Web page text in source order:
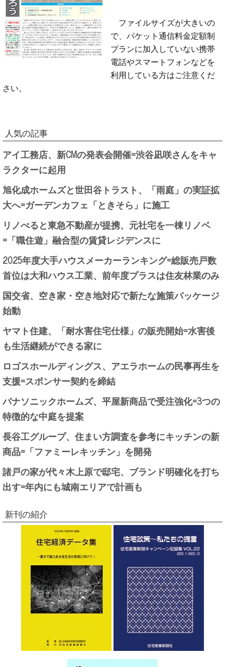
ファイルサイズが大きいの
で、パケット通信料金定額制
プランに加入していない携帯
電話やスマートフォンなどを
利用している方はご注意くだ
さい。
人気の記事
アイ工務店、新CMの発表会開催=渋谷凪咲さんをキャ
ラクターに起用
旭化成ホームズと世田谷トラスト、「雨庭」の実証拡
大へ=ガーデンカフェ「ときそら」に施工
リノべると東急不動産が提携、元社宅を一棟リノベ
=「職住遊」融合型の賃貸レジデンスに
2025年度大手ハウスメーカーランキング=総販売戸数
首位は大和ハウス工業、前年度プラスは住友林業のみ
国交省、空き家・空き地対応で新たな施策パッケージ
始動
ヤマト住建、「耐水害住宅仕様」の販売開始=水害後
も生活継続ができる家に
ロゴスホールディングス、アエラホームの民事再生を
支援=スポンサー契約を締結
パナソニックホームズ、平屋新商品で受注強化=3つの
特徴的な中庭を提案
長谷工グループ、住まい方調査を参考にキッチンの新
商品=「ファミーレキッチン」を開発
諸戸の家が代々木上原で邸宅、ブランド明確化を打ち
出す=年内にも城南エリアで計画も
新刊の紹介